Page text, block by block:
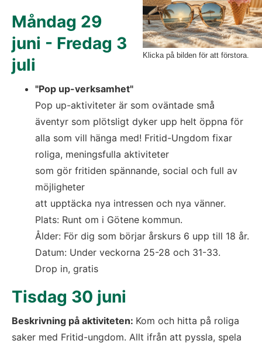
Klicka på bilden för att förstora.
Måndag 29
juni - Fredag 3
juli
"Pop up-verksamhet"
Pop up-aktiviteter är som oväntade små
äventyr som plötsligt dyker upp helt öppna för
alla som vill hänga med! Fritid-Ungdom fixar
roliga, meningsfulla aktiviteter
som gör fritiden spännande, social och full av
möjligheter
att upptäcka nya intressen och nya vänner.
Plats: Runt om i Götene kommun.
Ålder: För dig som börjar årskurs 6 upp till 18 år.
Datum: Under veckorna 25-28 och 31-33.
Drop in, gratis
Tisdag 30 juni
Beskrivning på aktiviteten: Kom och hitta på roliga
saker med Fritid-ungdom. Allt ifrån att pyssla, spela